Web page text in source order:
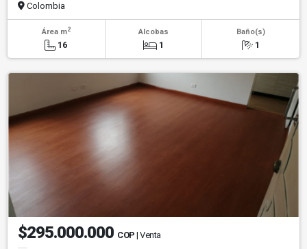
Colombia
Área m2
16
Alcobas
1
Baño(s)
1
$295.000.000 COP | Venta